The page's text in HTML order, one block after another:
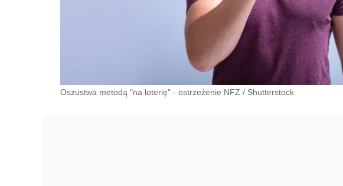
Oszustwa metodą "na loterię" - ostrzeżenie NFZ / Shutterstock